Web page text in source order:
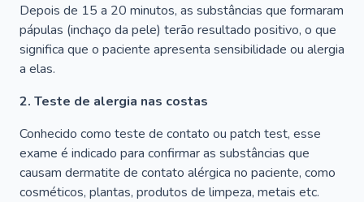
Depois de 15 a 20 minutos, as substâncias que formaram
pápulas (inchaço da pele) terão resultado positivo, o que
significa que o paciente apresenta sensibilidade ou alergia
a elas.
2. Teste de alergia nas costas
Conhecido como teste de contato ou patch test, esse
exame é indicado para confirmar as substâncias que
causam dermatite de contato alérgica no paciente, como
cosméticos, plantas, produtos de limpeza, metais etc.